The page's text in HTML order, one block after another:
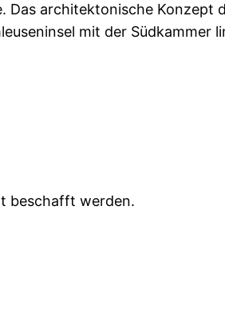
architektonische Konzept
mit der Südkammer
beschafft werden.